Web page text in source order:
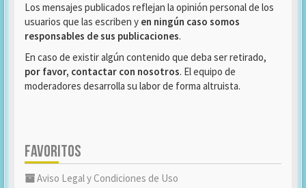
Los mensajes publicados reflejan la opinión personal de los
usuarios que las escriben y en ningún caso somos
responsables de sus publicaciones.
En caso de existir algún contenido que deba ser retirado,
por favor, contactar con nosotros. El equipo de
moderadores desarrolla su labor de forma altruista.
FAVORITOS
Aviso Legal y Condiciones de Uso